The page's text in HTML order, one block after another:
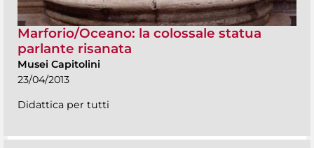
Marforio/Oceano: la colossale statua
parlante risanata
Musei Capitolini
23/04/2013
Didattica per tutti